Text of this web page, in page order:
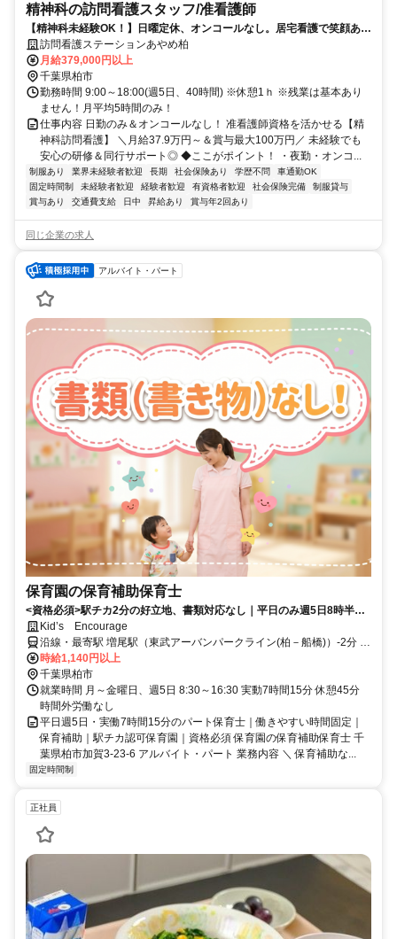
精神科の訪問看護スタッフ/准看護師
【精神科未経験OK！】日曜定休、オンコールなし。居宅看護で笑顔あふ
れる毎日をサポート。
訪問看護ステーションあやめ柏
月給379,000円以上
千葉県柏市
勤務時間 9:00～18:00(週5日、40時間) ※休憩1ｈ ※残業は基本あり
ません！月平均5時間のみ！
仕事内容 日勤のみ＆オンコールなし！ 准看護師資格を活かせる【精
神科訪問看護】 ＼月給37.9万円～＆賞与最大100万円／ 未経験でも
安心の研修＆同行サポート◎ ◆ここがポイント！ ・夜勤・オンコ...
制服あり 業界未経験者歓迎 長期 社会保険あり 学歴不問
車通勤OK
固定時間制
未経験者歓迎 経験者歓迎 有資格者歓迎 社会保険完備
制服貸与
賞与あり
交通費支給 日中 昇給あり 賞与年2回あり
同じ企業の求人
アルバイト・パート
保育園の保育補助保育士
<資格必須>駅チカ2分の好立地、書類対応なし｜平日のみ週5日8時半～
16時半・時間固定で7時間15分
Kid’s Encourage
沿線・最寄駅 増尾駅（東武アーバンパークライン(柏－船橋)）-2分 新
柏駅（東武アーバンパークライン(柏－船橋)）-16分 逆井駅（東武ア
ーバンパークライン(柏－船橋)）-18分
時給1,140円以上
千葉県柏市
就業時間 月～金曜日、週5日 8:30～16:30 実動7時間15分 休憩45分
時間外労働なし
平日週5日・実働7時間15分のパート保育士｜働きやすい時間固定｜
保育補助｜駅チカ認可保育園｜資格必須 保育園の保育補助保育士 千
葉県柏市加賀3-23-6 アルバイト・パート 業務内容 ＼ 保育補助な...
固定時間制
正社員